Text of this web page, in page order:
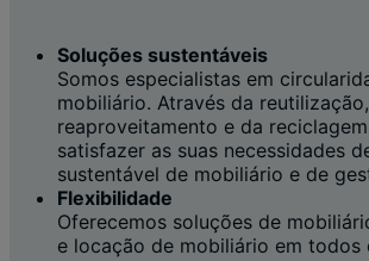
Soluções sustentáveis
Somos especialistas em
mobiliário. Através da
reaproveitamento e da
satisfazer as suas necessidades
sustentável de mobiliário e de
Flexibilidade
Oferecemos soluções de
e locação de mobiliário em todos